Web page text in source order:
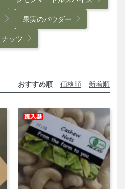
果実のパウダー
ナッツ
おすすめ順 価格順 新着順